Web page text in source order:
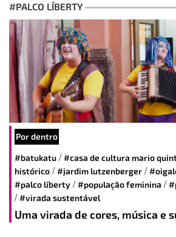
#PALCO LÍBERTY
Por dentro
#batukatu /#casa de cultura mario
histórico /#jardim lutzenberger /
#palco líberty /#população feminina /
/#virada sustentável
Uma virada de cores, música e